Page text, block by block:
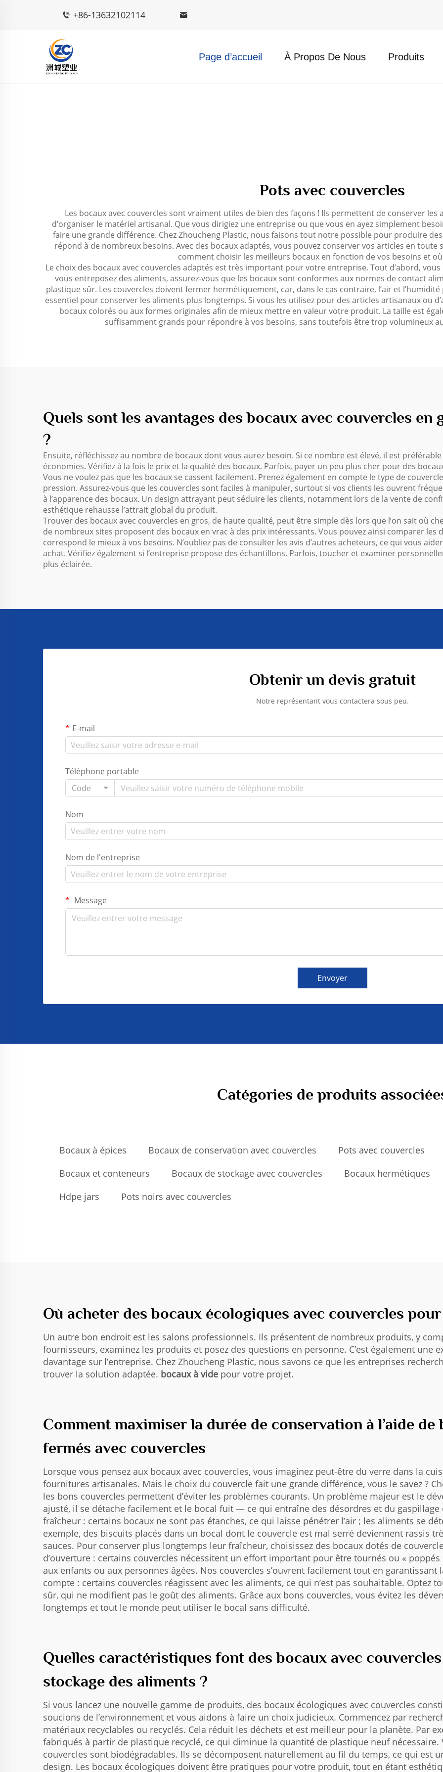
+86-13632102114
Page d’accueil À Propos De Nous Produits
Pots avec couvercles
Les bocaux avec couvercles sont vraiment utiles de bien des façons ! Ils permettent de conserver
d’organiser le matériel artisanal. Que vous dirigiez une entreprise ou que vous en ayez simplement
faire une grande différence. Chez Zhoucheng Plastic, nous faisons tout notre possible pour produire
répond à de nombreux besoins. Avec des bocaux adaptés, vous pouvez conserver vos articles en
comment choisir les meilleurs bocaux en fonction de vos besoins et
Le choix des bocaux avec couvercles adaptés est très important pour votre entreprise. Tout d’abord,
vous entreposez des aliments, assurez-vous que les bocaux sont conformes aux normes de contact
plastique sûr. Les couvercles doivent fermer hermétiquement, car, dans le cas contraire, l’air et
essentiel pour conserver les aliments plus longtemps. Si vous les utilisez pour des articles artisanaux ou
bocaux colorés ou aux formes originales afin de mieux mettre en valeur votre produit. La taille est
suffisamment grands pour répondre à vos besoins, sans toutefois être trop volumineux
Quels sont les avantages des bocaux avec couvercles
?
Ensuite, réfléchissez au nombre de bocaux dont vous aurez besoin. Si ce nombre est élevé, il est
économies. Vérifiez à la fois le prix et la qualité des bocaux. Parfois, payer un peu plus cher pour des
Vous ne voulez pas que les bocaux se cassent facilement. Prenez également en compte le type de
pression. Assurez-vous que les couvercles sont faciles à manipuler, surtout si vos clients les ouvrent
à l’apparence des bocaux. Un design attrayant peut séduire les clients, notamment lors de la vente de
esthétique rehausse l’attrait global du produit.
Trouver des bocaux avec couvercles en gros, de haute qualité, peut être simple dès lors que l’on sait où
de nombreux sites proposent des bocaux en vrac à des prix intéressants. Vous pouvez ainsi comparer
correspond le mieux à vos besoins. N’oubliez pas de consulter les avis d’autres acheteurs, ce qui vous
achat. Vérifiez également si l’entreprise propose des échantillons. Parfois, toucher et examiner
plus éclairée.
Obtenir un devis gratuit
Notre représentant vous contactera sous peu.
E-mail
Téléphone portable
Code
Nom
Nom de l'entreprise
Message
Envoyer
Catégories de produits
Bocaux à épices Bocaux de conservation avec couvercles Pots avec couvercles
Bocaux et conteneurs
Bocaux de stockage avec couvercles Bocaux hermétiques
Hdpe jars
Pots noirs avec couvercles
Où acheter des bocaux écologiques avec couvercles
Un autre bon endroit est les salons professionnels. Ils présentent de nombreux produits, y
fournisseurs, examinez les produits et posez des questions en personne. C’est également une
davantage sur l’entreprise. Chez Zhoucheng Plastic, nous savons ce que les entreprises
trouver la solution adaptée. bocaux à vide pour votre projet.
Comment maximiser la durée de conservation à l’aide
fermés avec couvercles
Lorsque vous pensez aux bocaux avec couvercles, vous imaginez peut-être du verre dans la
fournitures artisanales. Mais le choix du couvercle fait une grande différence, vous le savez ?
les bons couvercles permettent d’éviter les problèmes courants. Un problème majeur est le
ajusté, il se détache facilement et le bocal fuit — ce qui entraîne des désordres et du
fraîcheur : certains bocaux ne sont pas étanches, ce qui laisse pénétrer l’air ; les aliments se
exemple, des biscuits placés dans un bocal dont le couvercle est mal serré deviennent rassis
sauces. Pour conserver plus longtemps leur fraîcheur, choisissez des bocaux dotés de
d’ouverture : certains couvercles nécessitent un effort important pour être tournés ou «
aux enfants ou aux personnes âgées. Nos couvercles s’ouvrent facilement tout en
compte : certains couvercles réagissent avec les aliments, ce qui n’est pas souhaitable. Optez
sûr, qui ne modifient pas le goût des aliments. Grâce aux bons couvercles, vous évitez les
longtemps et tout le monde peut utiliser le bocal sans difficulté.
Quelles caractéristiques font des bocaux avec
stockage des aliments ?
Si vous lancez une nouvelle gamme de produits, des bocaux écologiques avec couvercles
soucions de l’environnement et vous aidons à faire un choix judicieux. Commencez par
matériaux recyclables ou recyclés. Cela réduit les déchets et est meilleur pour la planète. Par
fabriqués à partir de plastique recyclé, ce qui diminue la quantité de plastique neuf
couvercles sont biodégradables. Ils se décomposent naturellement au fil du temps, ce qui est
design. Les bocaux écologiques doivent être pratiques pour votre produit, tout en étant